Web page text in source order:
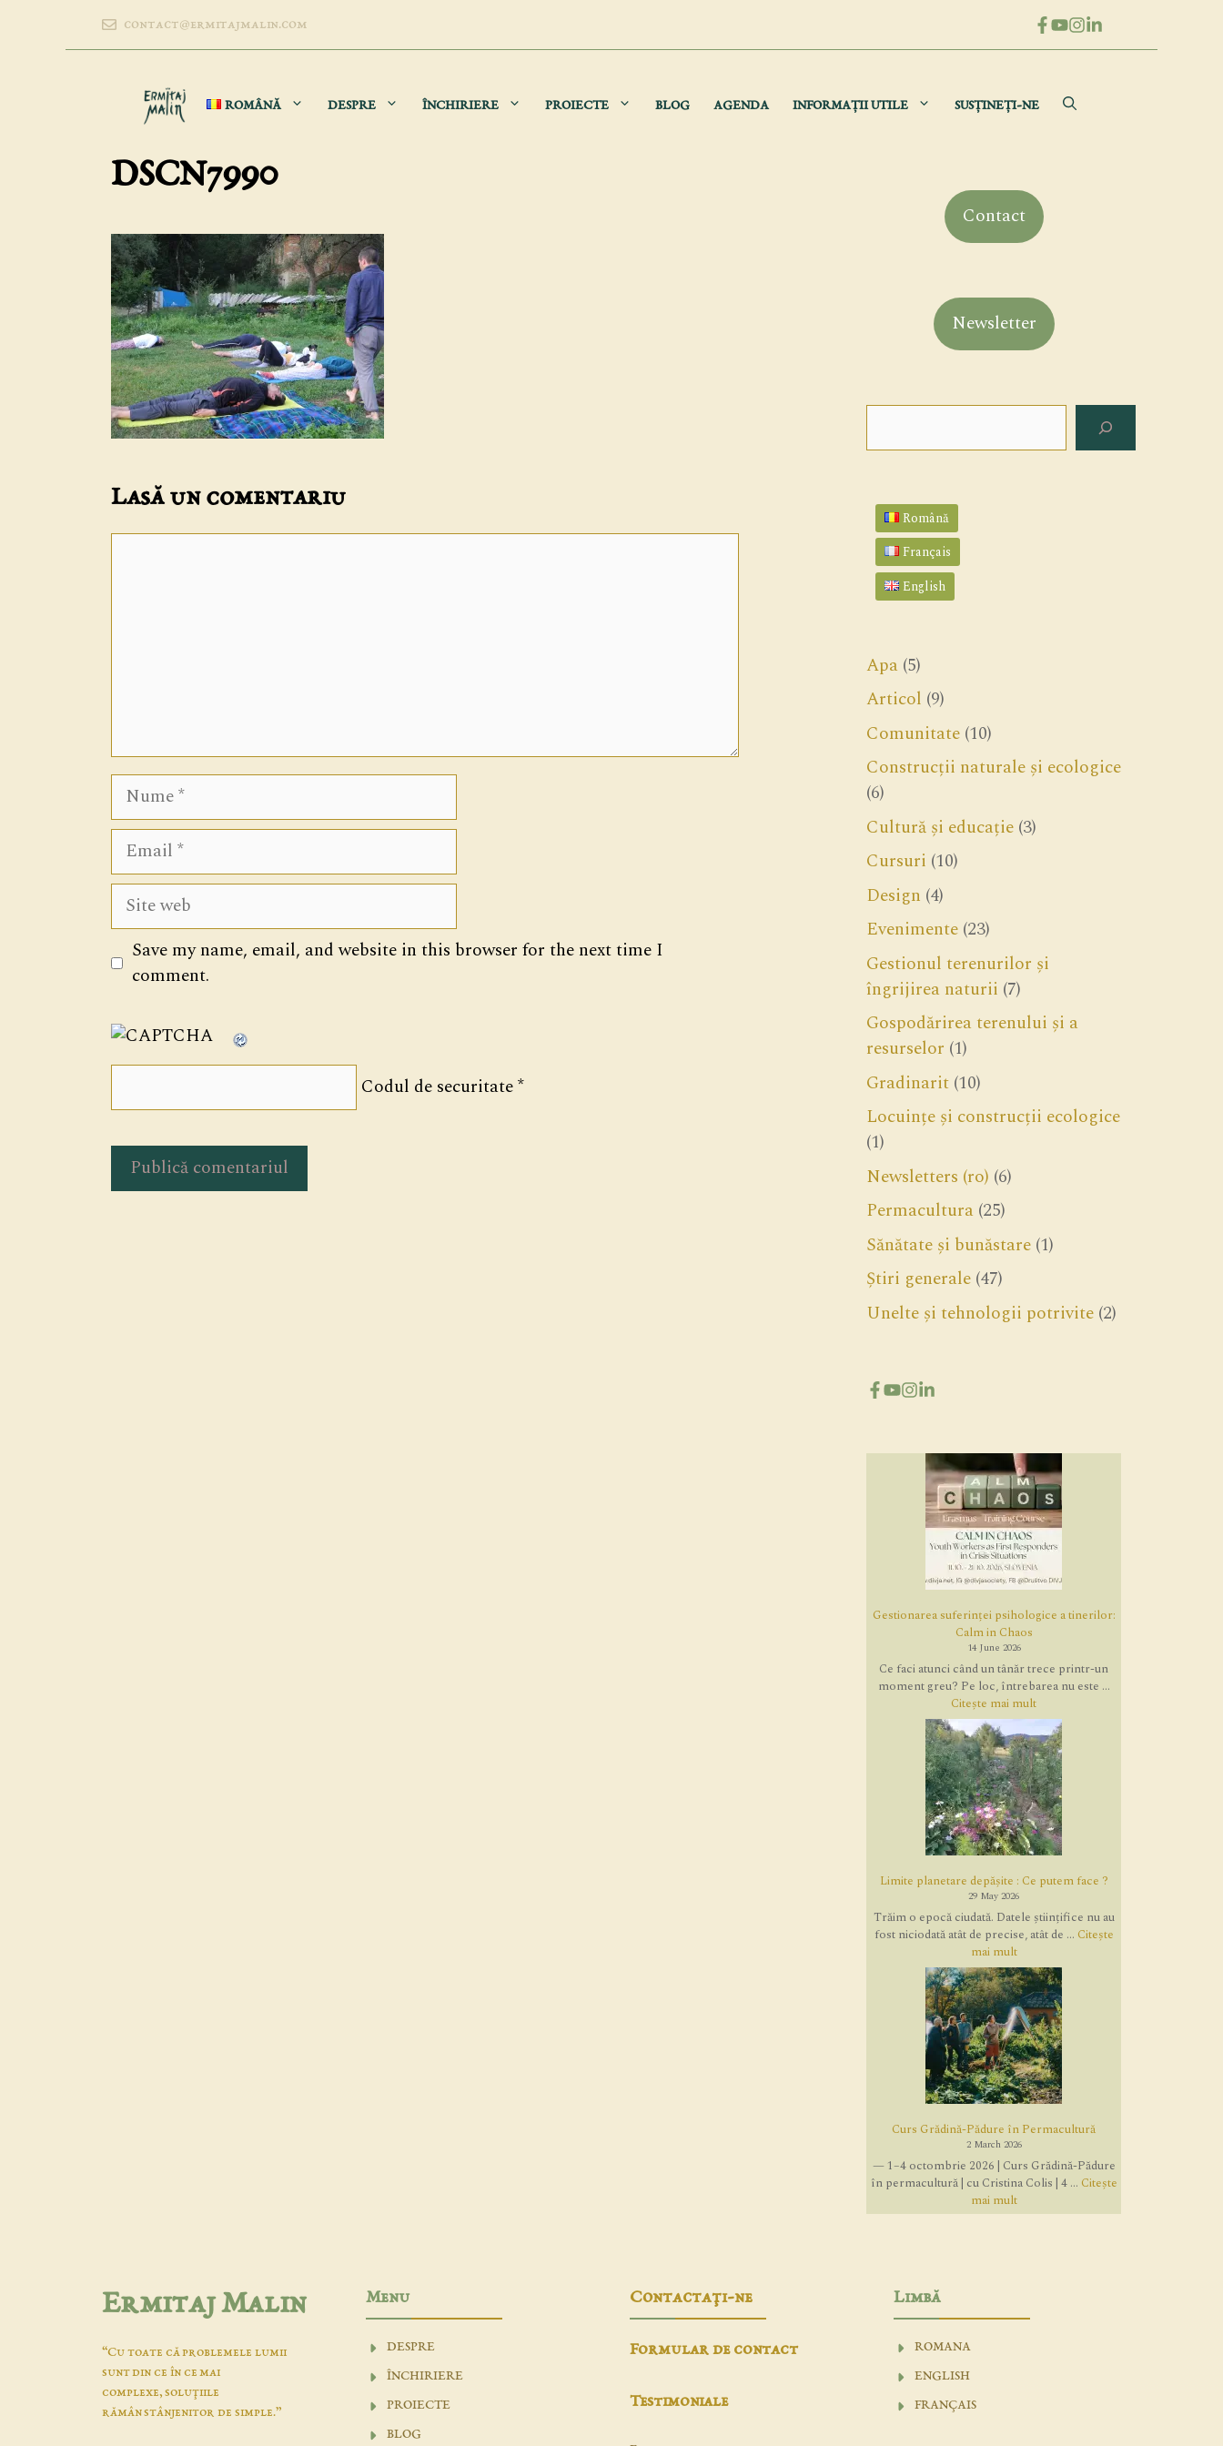
contact@ermitajmalin.com
ROMÂNĂ DESPRE ÎNCHIRIERE PROIECTE BLOG AGENDA INFORMAȚII UTILE SUSȚINEȚI-NE
DSCN7990
Lasă un comentariu
Nume
Email
Site
web
Save my name, email, and website in this browser for the next time I
comment.
Codul de securitate*
Contact
Newsletter
Română
Français
English
Apa (5)
Articol (9)
Comunitate (10)
Construcții naturale și ecologice
(6)
Cultură și educație (3)
Cursuri (10)
Design (4)
Evenimente (23)
Gestionul terenurilor și
îngrijirea naturii (7)
Gospodărirea terenului și a
resurselor (1)
Gradinarit (10)
Locuințe și construcții ecologice
(1)
Newsletters (ro) (6)
Permacultura (25)
Sănătate și bunăstare (1)
Știri generale (47)
Unelte și tehnologii potrivite (2)
Gestionarea suferinței psihologice a tinerilor:
Calm in Chaos
14 June 2026
Ce faci atunci când un tânăr trece printr-un
moment greu? Pe loc, întrebarea nu este ...
Citește mai mult
Limite planetare depășite : Ce putem face ?
29 May 2026
Trăim o epocă ciudată. Datele științifice nu au
fost niciodată atât de precise, atât de ... Citește
mai mult
Curs Grădină-Pădure în Permacultură
2 March 2026
— 1–4 octombrie 2026 | Curs Grădină-Pădure
în permacultură | cu Cristina Colis | 4 ... Citește
mai mult
Ermitaj Malin
“Cu toate că problemele lumii
sunt din ce în ce mai
complexe, soluţiile
rămân stânjenitor de simple.”
Menu
DESPRE
ÎNCHIRIERE
PROIECTE
BLOG
Contactaţi-ne
Formular de contact
Testimoniale
Limbă
ROMANA
ENGLISH
FRANÇAIS